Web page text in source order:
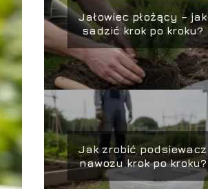
Jałowiec płożący – jak
sadzić krok po kroku?
Jak zrobić podsiewacz
nawozu krok po kroku?